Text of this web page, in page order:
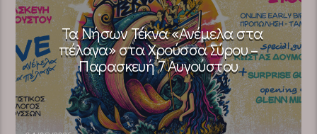
Τα Νήσων Τέκνα «Ανέμελα στα
πέλαγα» στα Χρούσσα Σύρου –
Παρασκευή 7 Αυγούστου